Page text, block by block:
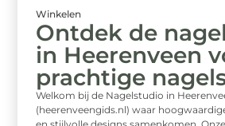
Winkelen
Ontdek de
in Heerenveen
prachtige
Welkom bij de Nagelstudio in
(heerenveengids.nl) waar